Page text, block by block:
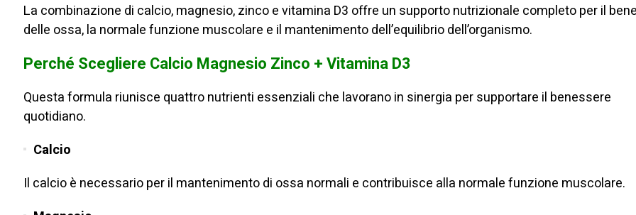
La combinazione di calcio, magnesio, zinco e vitamina D3 offre un supporto nutrizionale completo per il
delle ossa, la normale funzione muscolare e il mantenimento dell’equilibrio dell’organismo.
Perché Scegliere Calcio Magnesio Zinco + Vitamina D3
Questa formula riunisce quattro nutrienti essenziali che lavorano in sinergia per supportare il benessere
quotidiano.
Calcio
Il calcio è necessario per il mantenimento di ossa normali e contribuisce alla normale funzione muscolare.